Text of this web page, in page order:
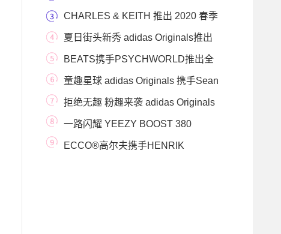
Yi七夕系列
CHARLES & KEITH 推出 2020 春季
Ground Zero系列，呈现
夏日街头新秀 adidas Originals推出
YEEZY BOOST 350 V2 I
BEATS携手PSYCHWORLD推出全
新联名系列 上演荧光绿与
童趣星球 adidas Originals 携手Sean
Wotherspoon发布ZX
拒绝无趣 粉趣来袭 adidas Originals
x Bad Bunny 复活节
一路闪耀 YEEZY BOOST 380
Calcite Glow 激发秋冬穿搭新
ECCO®高尔夫携手HENRIK